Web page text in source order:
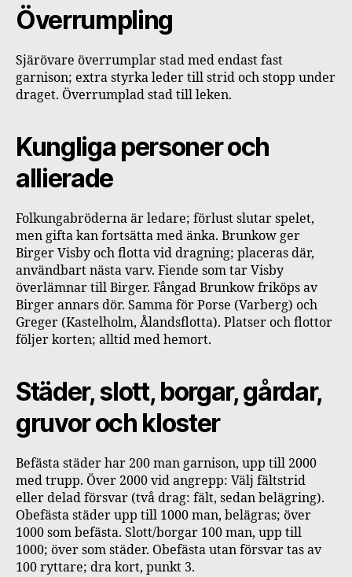
Överrumpling
Sjärövare överrumplar stad med endast fast
garnison; extra styrka leder till strid och stopp under
draget. Överrumplad stad till leken.
Kungliga personer och
allierade
Folkungabröderna är ledare; förlust slutar spelet,
men gifta kan fortsätta med änka. Brunkow ger
Birger Visby och flotta vid dragning; placeras där,
användbart nästa varv. Fiende som tar Visby
överlämnar till Birger. Fångad Brunkow friköps av
Birger annars dör. Samma för Porse (Varberg) och
Greger (Kastelholm, Ålandsflotta). Platser och flottor
följer korten; alltid med hemort.
Städer, slott, borgar, gårdar,
gruvor och kloster
Befästa städer har 200 man garnison, upp till 2000
med trupp. Över 2000 vid angrepp: Välj fältstrid
eller delad försvar (två drag: fält, sedan belägring).
Obefästa städer upp till 1000 man, belägras; över
1000 som befästa. Slott/borgar 100 man, upp till
1000; över som städer. Obefästa utan försvar tas av
100 ryttare; dra kort, punkt 3.